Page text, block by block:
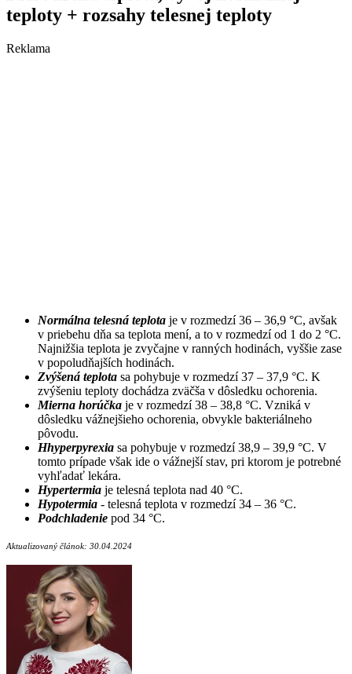
teploty + rozsahy telesnej teploty
Reklama
Normálna telesná teplota je v rozmedzí 36 – 36,9 °C, avšak
v priebehu dňa sa teplota mení, a to v rozmedzí od 1 do 2 °C.
Najnižšia teplota je zvyčajne v ranných hodinách, vyššie zase
v popoludňajších hodinách.
Zvýšená teplota sa pohybuje v rozmedzí 37 – 37,9 °C. K
zvýšeniu teploty dochádza zväčša v dôsledku ochorenia.
Mierna horúčka je v rozmedzí 38 – 38,8 °C. Vzniká v
dôsledku vážnejšieho ochorenia, obvykle bakteriálneho
pôvodu.
Hhyperpyrexia sa pohybuje v rozmedzí 38,9 – 39,9 °C. V
tomto prípade však ide o vážnejší stav, pri ktorom je potrebné
vyhľadať lekára.
Hypertermia je telesná teplota nad 40 °C.
Hypotermia - telesná teplota v rozmedzí 34 – 36 °C.
Podchladenie pod 34 °C.
Aktualizovaný článok: 30.04.2024